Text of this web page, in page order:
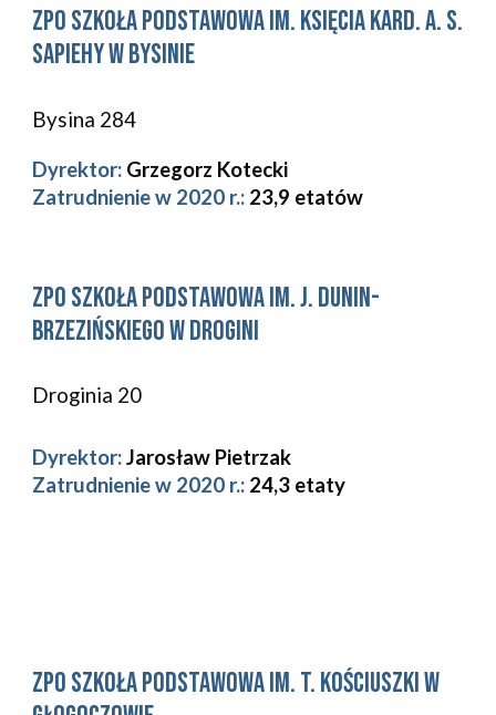
zpo Szkoła Podstawowa im. Księcia kard. A. S.
Sapiehy w Bysinie
Bysina 284
Dyrektor: Grzegorz Kotecki
Zatrudnienie w 2020 r.: 23,9 etatów
zpo Szkoła Podstawowa im. J. Dunin-
Brzezińskiego w Drogini
Droginia 20
Dyrektor: Jarosław Pietrzak
Zatrudnienie w 2020 r.: 24,3 etaty
zpo Szkoła Podstawowa im. T. Kościuszki w